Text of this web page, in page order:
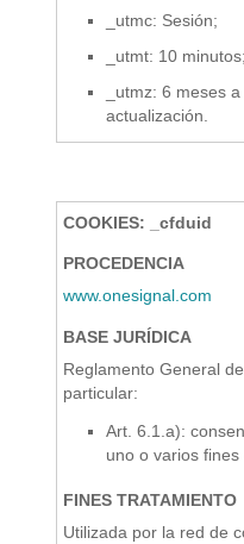
_utmc: Sesión;
_utmt: 10 minutos;
_utmz: 6 meses
actualización.
COOKIES: _cfduid
PROCEDENCIA
www.onesignal.com
BASE JURÍDICA
Reglamento General
particular:
Art. 6.1.a):
uno o varios fines
FINES TRATAMIENTO
Utilizada por la red de